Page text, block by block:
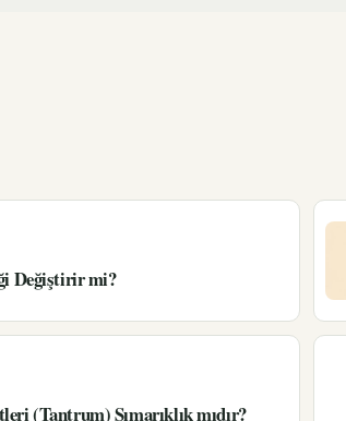
Değiştirir mi?
(Tantrum) Şımarıklık mıdır?